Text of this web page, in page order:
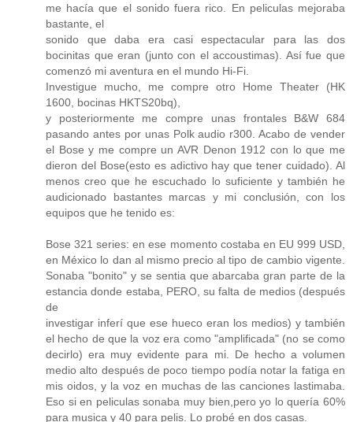
me hacía que el sonido fuera rico. En peliculas mejoraba
bastante, el
sonido que daba era casi espectacular para las dos
bocinitas que eran (junto con el accoustimas). Así fue que
comenzó mi aventura en el mundo Hi-Fi.
Investigue mucho, me compre otro Home Theater (HK
1600, bocinas HKTS20bq),
y posteriormente me compre unas frontales B&W 684
pasando antes por unas Polk audio r300. Acabo de vender
el Bose y me compre un AVR Denon 1912 con lo que me
dieron del Bose(esto es adictivo hay que tener cuidado). Al
menos creo que he escuchado lo suficiente y también he
audicionado bastantes marcas y mi conclusión, con los
equipos que he tenido es:
Bose 321 series: en ese momento costaba en EU 999 USD,
en México lo dan al mismo precio al tipo de cambio vigente.
Sonaba "bonito" y se sentia que abarcaba gran parte de la
estancia donde estaba, PERO, su falta de medios (después
de
investigar inferí que ese hueco eran los medios) y también
el hecho de que la voz era como "amplificada" (no se como
decirlo) era muy evidente para mi. De hecho a volumen
medio alto después de poco tiempo podía notar la fatiga en
mis oidos, y la voz en muchas de las canciones lastimaba.
Eso si en peliculas sonaba muy bien,pero yo lo quería 60%
para musica y 40 para pelis. Lo probé en dos casas.